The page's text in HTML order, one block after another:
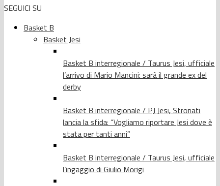
SEGUICI SU
Basket B
Basket Jesi
Basket B interregionale / Taurus Jesi, ufficiale
l’arrivo di Mario Mancini: sarà il grande ex del
derby
Basket B interregionale / PJ Jesi, Stronati
lancia la sfida: “Vogliamo riportare Jesi dove è
stata per tanti anni”
Basket B interregionale / Taurus Jesi, ufficiale
l’ingaggio di Giulio Morigi